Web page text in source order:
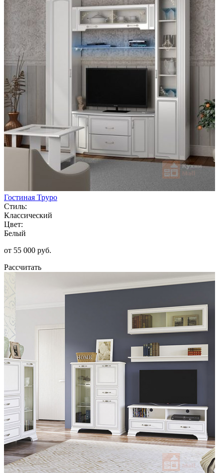
Гостиная Труро
Стиль:
Классический
Цвет:
Белый
от 55 000 руб.
Рассчитать